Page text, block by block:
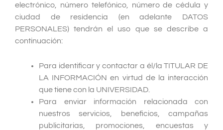
electrónico, número telefónico, número de cédula y
ciudad de residencia (en adelante DATOS
PERSONALES) tendrán el uso que se describe a
continuación:
Para identificar y contactar a él/la TITULAR DE
LA INFORMACIÓN en virtud de la interacción
que tiene con la UNIVERSIDAD.
Para enviar información relacionada con
nuestros servicios, beneficios, campañas
publicitarias, promociones, encuestas y